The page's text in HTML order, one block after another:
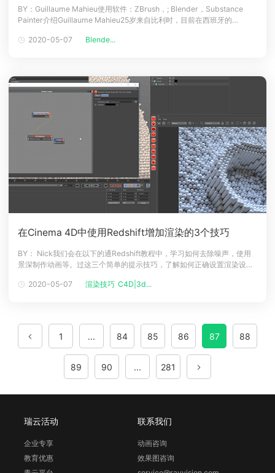
BY：Guillaume Mahieu使用软件：ZBrush，; Blender，Substance
Painter介绍Guillaume Mahieu25岁来自比利时，目前在西班牙的
Mahieu在之前的工作中使用的都是MAYA，现在他忙于将工作
2020-05-07 Blende...
在Cinema 4D中使用Redshift增加渲染的3个技巧
BY： Nick我们会在以下的通Redshift教程中，学习如何去除噪声，使用
景深制作动画等。过这三个简单的提示技巧，了解如何正确设置渲染设
们谈谈颜色。在Cinema 4D中使用Fields时，但使用的颜色不会出现在
2020-05-07 渲染技巧 C4D|3d...
1 ... 84 85 86 87 88
89 90 ... 281
瑞云活动
企业专享
教育优惠
联系我们
动画咨询
效果图咨询